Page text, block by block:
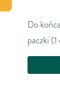
Do
paczki